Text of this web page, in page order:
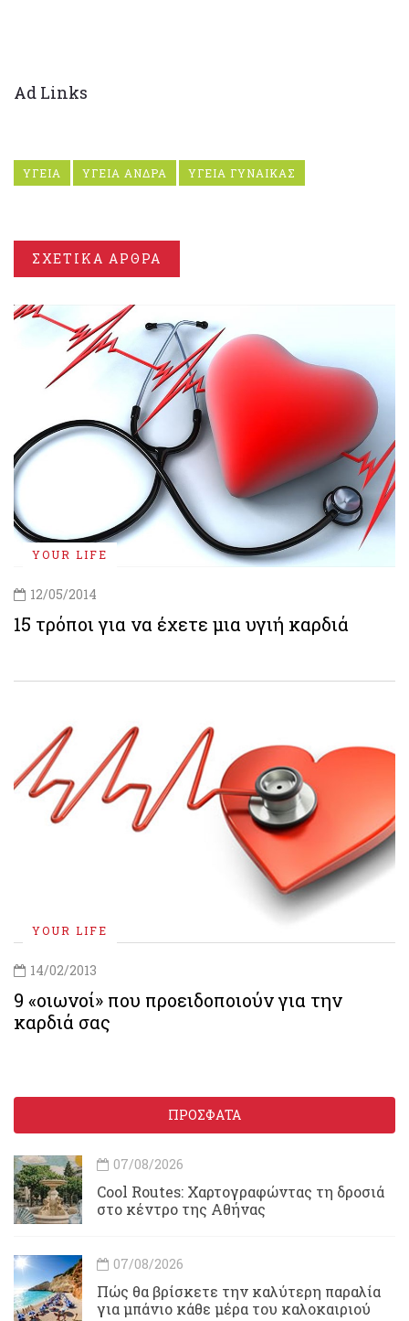
Ad Links
ΥΓΕΙΑ ΥΓΕΙΑ ΑΝΔΡΑ ΥΓΕΙΑ ΓΥΝΑΙΚΑΣ
ΣΧΕΤΙΚΑ ΑΡΘΡΑ
YOUR LIFE
12/05/2014
15 τρόποι για να έχετε μια υγιή καρδιά
YOUR LIFE
14/02/2013
9 «οιωνοί» που προειδοποιούν για την
καρδιά σας
ΠΡΟΣΦΑΤΑ
07/08/2026
Cool Routes: Χαρτογραφώντας τη δροσιά
στο κέντρο της Αθήνας
07/08/2026
Πώς θα βρίσκετε την καλύτερη παραλία
για μπάνιο κάθε μέρα του καλοκαιριού